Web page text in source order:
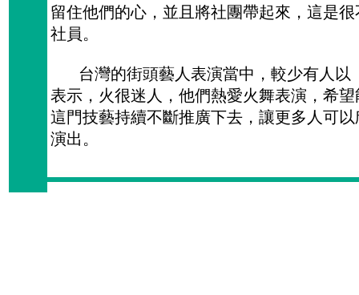
留住他們的心，並且將社團帶起來，這是
社員。
台灣的街頭藝人表演當中，較少有人以
表示，火很迷人，他們熱愛火舞表演，希
這門技藝持續不斷推廣下去，讓更多人可
演出。